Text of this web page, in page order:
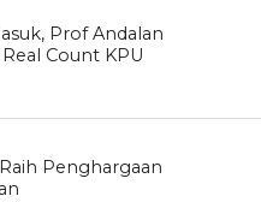
Prof Andalan
Count KPU
Penghargaan